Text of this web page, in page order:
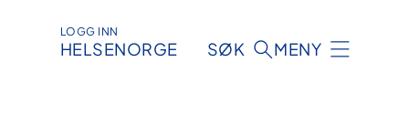
LOGG INN
HELSENORGE SØK MENY